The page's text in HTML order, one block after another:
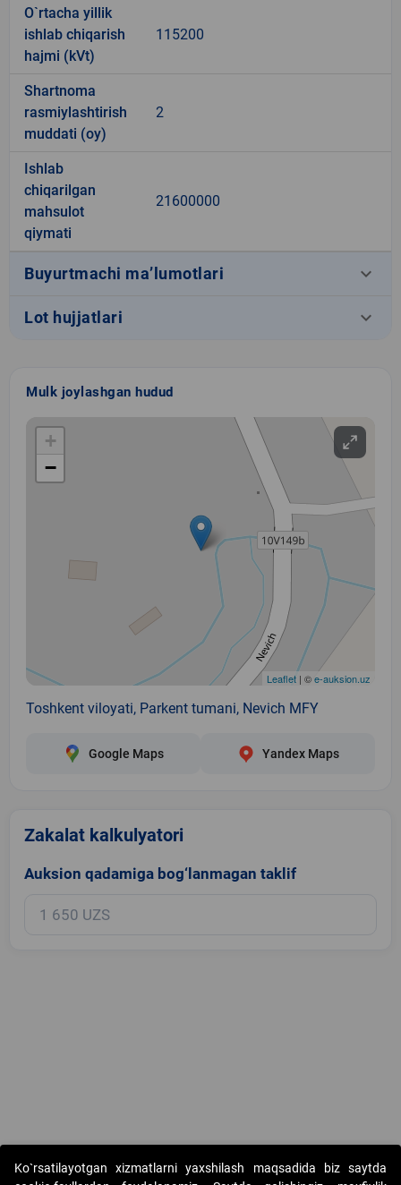
O`rtacha yillik
ishlab chiqarish
hajmi (kVt)
115200
Shartnoma
rasmiylashtirish
muddati (oy)
2
Ishlab
chiqarilgan
mahsulot
qiymati
21600000
Buyurtmachi ma’lumotlari keyboard_arrow_down
Lot hujjatlari keyboard_arrow_down
Mulk joylashgan hudud
+
−
Leaflet | ©e-auksion.uz
Toshkent viloyati, Parkent tumani, Nevich MFY
Google Maps Yandex Maps
Zakalat kalkulyatori
Auksion qadamiga bog‘lanmagan taklif
Copyright © 2017-2026. "Elektron onlayn-auksionlarni tashkil etish"
Ko`rsatilayotgan xizmatlarni yaxshilash maqsadida biz saytda